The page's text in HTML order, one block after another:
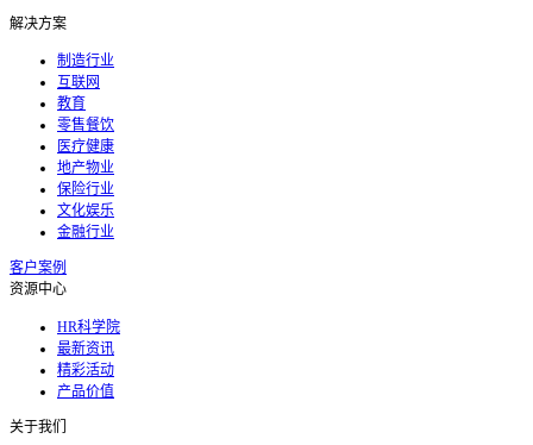
解决方案
制造行业
互联网
教育
零售餐饮
医疗健康
地产物业
保险行业
文化娱乐
金融行业
客户案例
资源中心
HR科学院
最新资讯
精彩活动
产品价值
关于我们